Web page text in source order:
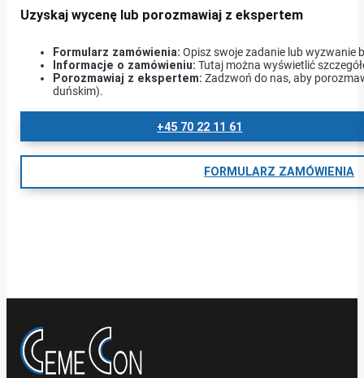
Uzyskaj wycenę lub porozmawiaj z ekspertem
Formularz zamówienia: Opisz swoje zadanie lub wyzwanie
Informacje o zamówieniu: Tutaj można wyświetlić
Porozmawiaj z ekspertem: Zadzwoń do nas, aby
duńskim).
+45 70 22 11 61
FORMULARZ ZAMÓWIENIA